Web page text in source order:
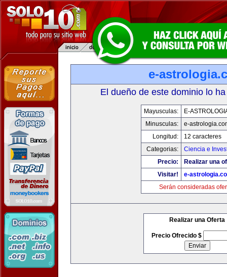
e-
El dueño de este dominio lo
Mayusculas:
E-
Minusculas:
e-
Longitud:
12 caracteres
Categorias:
Ciencia e
Precio:
Realizar una
Visitar!
e-
Serán consideradas
Realizar una Oferta
Precio Ofrecido $